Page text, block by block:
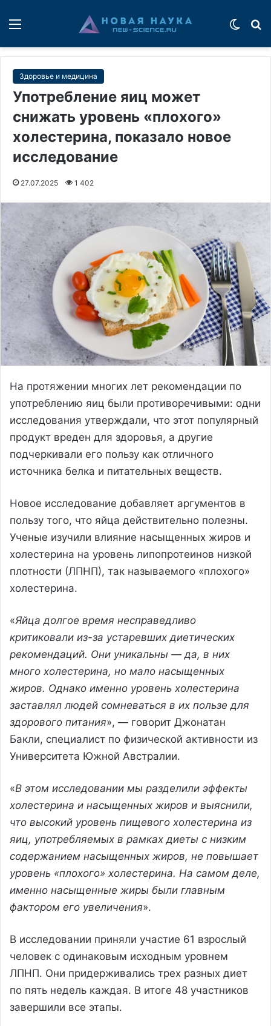
Здоровье и медицина
Употребление яиц может
снижать уровень «плохого»
холестерина, показало новое
исследование
27.07.2025 1 402
На протяжении многих лет рекомендации по
употреблению яиц были противоречивыми: одни
исследования утверждали, что этот популярный
продукт вреден для здоровья, а другие
подчеркивали его пользу как отличного
источника белка и питательных веществ.
Новое исследование добавляет аргументов в
пользу того, что яйца действительно полезны.
Ученые изучили влияние насыщенных жиров и
холестерина на уровень липопротеинов низкой
плотности (ЛПНП), так называемого «плохого»
холестерина.
«Яйца долгое время несправедливо
критиковали из-за устаревших диетических
рекомендаций. Они уникальны — да, в них
много холестерина, но мало насыщенных
жиров. Однако именно уровень холестерина
заставлял людей сомневаться в их пользе для
здорового питания», — говорит Джонатан
Бакли, специалист по физической активности из
Университета Южной Австралии.
«В этом исследовании мы разделили эффекты
холестерина и насыщенных жиров и выяснили,
что высокий уровень пищевого холестерина из
яиц, употребляемых в рамках диеты с низким
содержанием насыщенных жиров, не повышает
уровень «плохого» холестерина. На самом деле,
именно насыщенные жиры были главным
фактором его увеличения».
В исследовании приняли участие 61 взрослый
человек с одинаковым исходным уровнем
ЛПНП. Они придерживались трех разных диет
по пять недель каждая. В итоге 48 участников
завершили все этапы.